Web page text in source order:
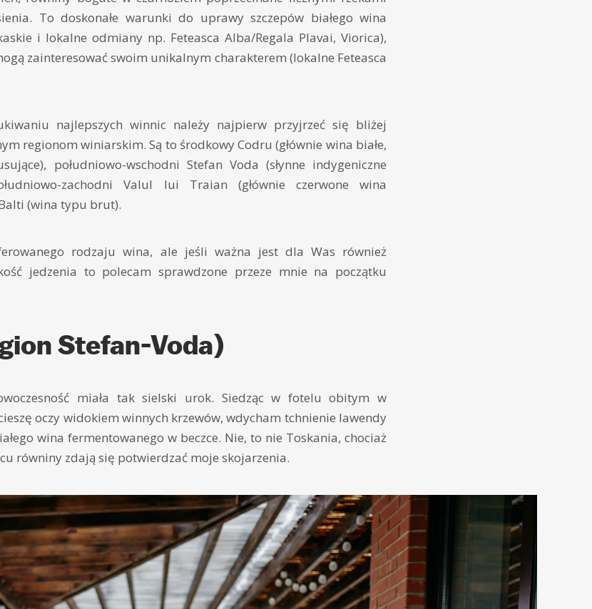
To doskonałe warunki do uprawy szczepów białego wina
i lokalne odmiany np. Feteasca Alba/Regala Plavai, Viorica),
zainteresować swoim unikalnym charakterem (lokalne Feteasca
najlepszych winnic należy najpierw przyjrzeć się bliżej
regionom winiarskim. Są to środkowy Codru (głównie wina białe,
południowo-wschodni Stefan Voda (słynne indygeniczne
zachodni Valul lui Traian (głównie czerwone wina
(wina typu brut).
rodzaju wina, ale jeśli ważna jest dla Was również
jedzenia to polecam sprawdzone przeze mnie na początku
Stefan-Voda)
miała tak sielski urok. Siedząc w fotelu obitym w
oczy widokiem winnych krzewów, wdycham tchnienie lawendy
wina fermentowanego w beczce. Nie, to nie Toskania, chociaż
równiny zdają się potwierdzać moje skojarzenia.